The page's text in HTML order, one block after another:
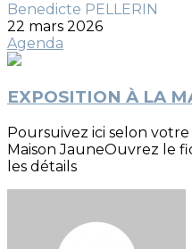
Benedicte PELLERIN
22 mars 2026
Agenda
EXPOSITION À LA
Poursuivez ici selon votre
Maison JauneOuvrez le
les détails